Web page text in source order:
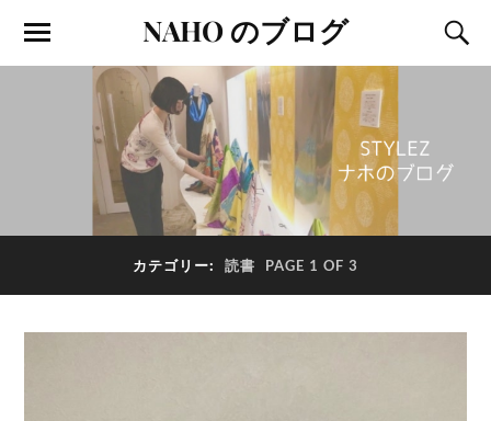
NAHO のブログ
カテゴリー: 読書 PAGE 1 OF 3